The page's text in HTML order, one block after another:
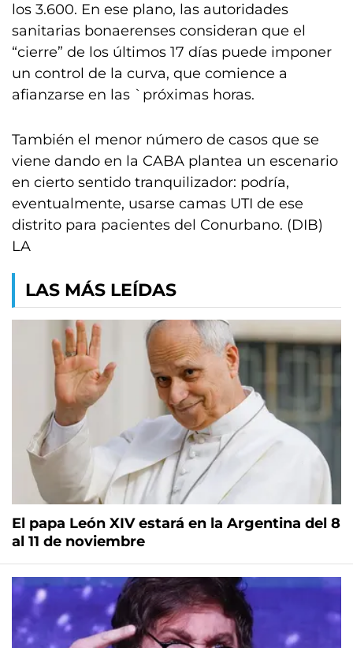
los 3.600. En ese plano, las autoridades
sanitarias bonaerenses consideran que el
“cierre” de los últimos 17 días puede imponer
un control de la curva, que comience a
afianzarse en las `próximas horas.
También el menor número de casos que se
viene dando en la CABA plantea un escenario
en cierto sentido tranquilizador: podría,
eventualmente, usarse camas UTI de ese
distrito para pacientes del Conurbano. (DIB)
LA
LAS MÁS LEÍDAS
El papa León XIV estará en la Argentina del 8
al 11 de noviembre